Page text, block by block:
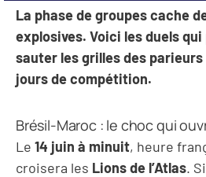
La phase de groupes cache
explosives. Voici les duels
sauter les grilles des
jours de compétition.
Brésil-Maroc : le choc qui
Le 14 juin à minuit, heure
croisera les Lions de l’Atlas.